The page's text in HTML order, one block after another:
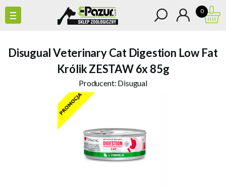
0
Disugual Veterinary Cat Digestion Low Fat
Królik ZESTAW 6x 85g
Producent: Disugual